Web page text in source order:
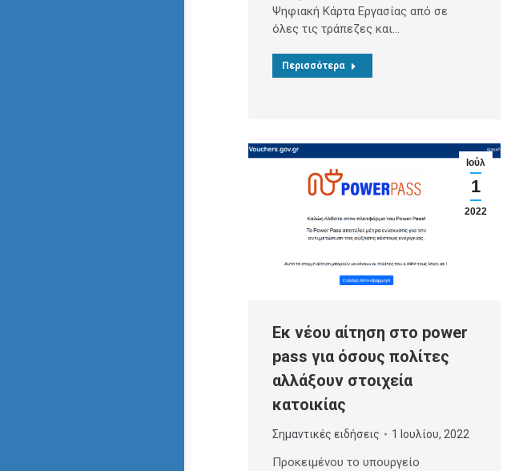
Ψηφιακή Κάρτα Εργασίας από σε
όλες τις τράπεζες και…
Περισσότερα
Ιούλ
1
2022
Εκ νέου αίτηση στο power
pass για όσους πολίτες
αλλάξουν στοιχεία
κατοικίας
Σημαντικές ειδήσεις 1 Ιουλίου, 2022
Προκειμένου το υπουργείο